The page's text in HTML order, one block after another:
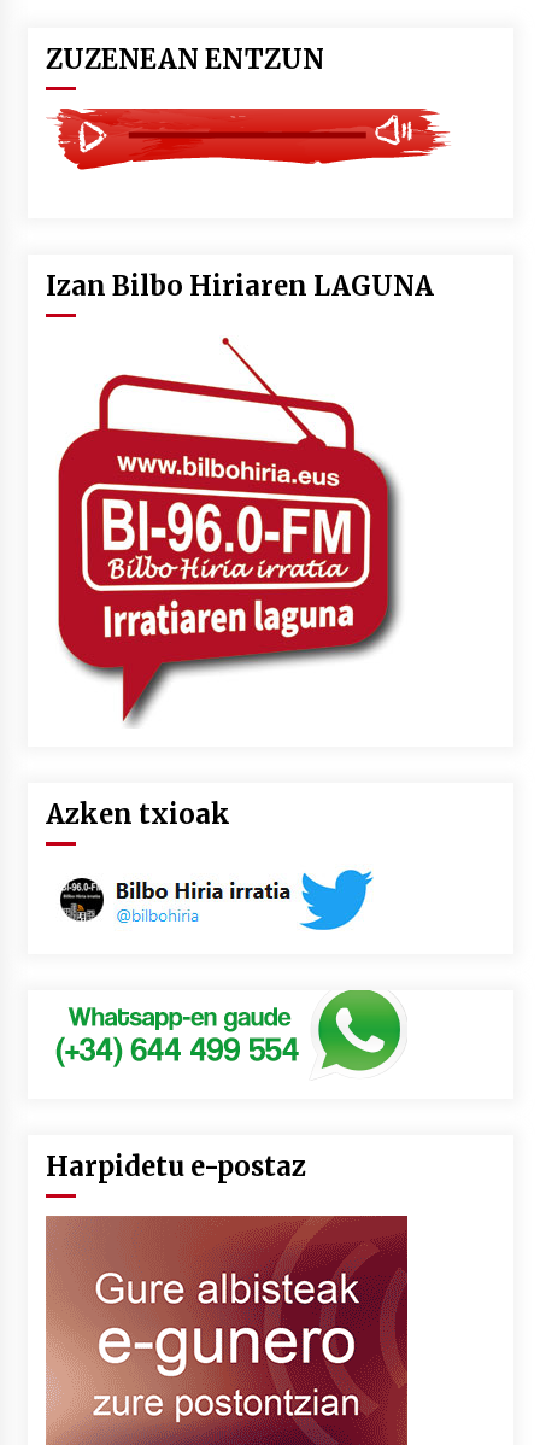
ZUZENEAN ENTZUN
Izan Bilbo Hiriaren LAGUNA
Azken txioak
Harpidetu e-postaz